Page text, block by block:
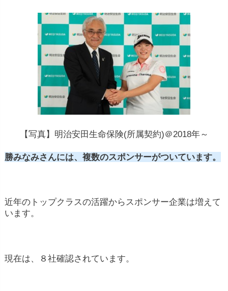
があります。
メディア・広告出演: 一部のプロゴルフ選手
は、テレビ番組やラジオ番組、CM、オンライ
ンコンテンツなどに出演し、報酬を得ることが
あります。
ゴルフコースやアカデミーの所有・運営: 成功
したプロゴルフ選手は、自分の名前を冠したゴ
ルフコースやゴルフアカデミーを所有・運営す
とができます。
ゴルフ指南書などを執筆し、著作権収入を得る
ことがあります。
があります。
【写真】明治安田生命保険(所属契約)＠2018年～
勝みなみさんには、複数のスポンサーがついています。
近年のトップクラスの活躍からスポンサー企業は増えて
います。
現在は、８社確認されています。